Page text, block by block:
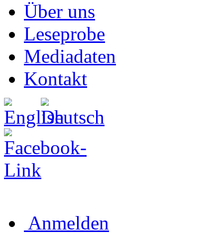
Über uns
Leseprobe
Mediadaten
Kontakt
Anmelden